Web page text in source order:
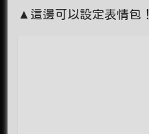
▲這邊可以設定表情包！